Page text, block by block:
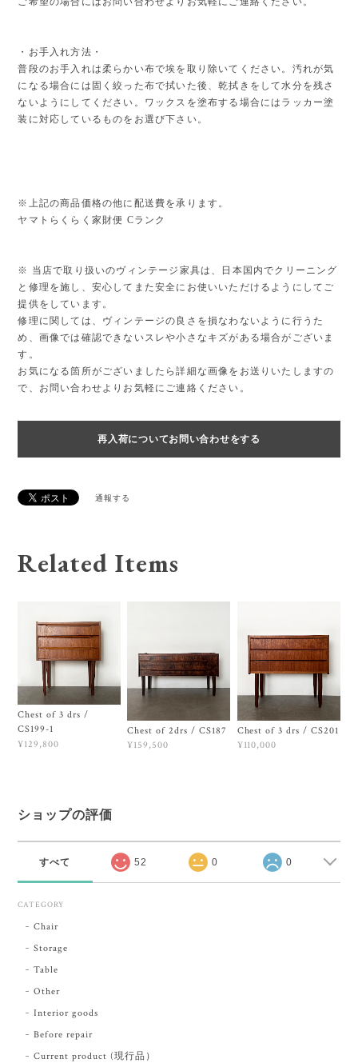
・お手入れ方法・
普段のお手入れは柔らかい布で埃を取り除いてください。汚れが気
になる場合には固く絞った布で拭いた後、乾拭きをして水分を残さ
ないようにしてください。ワックスを塗布する場合にはラッカー塗
装に対応しているものをお選び下さい。
※上記の商品価格の他に配送費を承ります。
ヤマトらくらく家財便 Cランク
※ 当店で取り扱いのヴィンテージ家具は、日本国内でクリーニング
と修理を施し、安心してまた安全にお使いいただけるようにしてご
提供をしています。
修理に関しては、ヴィンテージの良さを損なわないように行うた
め、画像では確認できないスレや小さなキズがある場合がございま
す。
お気になる箇所がございましたら詳細な画像をお送りいたしますの
で、お問い合わせよりお気軽にご連絡ください。
再入荷についてお問い合わせをする
通報する
Related Items
Chest of 3 drs /
CS199-1
¥129,800
Chest of 2drs / CS187
¥159,500
Chest of 3 drs / CS201
¥110,000
ショップの評価
すべて 52 0 0
CATEGORY
Chair
Storage
Table
Other
Interior goods
Before repair
Current product (現行品）